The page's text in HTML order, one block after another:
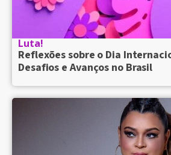
Luta!
Reflexões sobre o Dia
Desafios e Avanços no Brasil